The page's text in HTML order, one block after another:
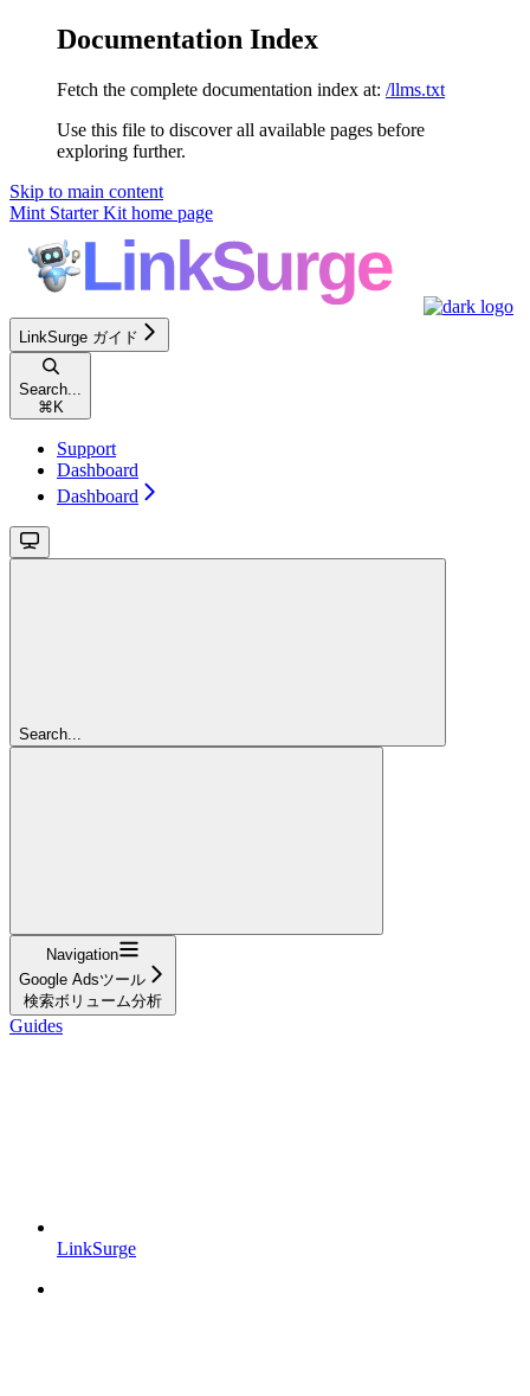
Documentation Index
Fetch the complete documentation index at: /llms.txt
Use this file to discover all available pages before
exploring further.
Skip to main content
Mint Starter Kit home page
LinkSurge ガイド
Search...
⌘ K
Support
Dashboard
Dashboard
Search...
Navigation
Google Adsツール
検索ボリューム分析
Guides
LinkSurge